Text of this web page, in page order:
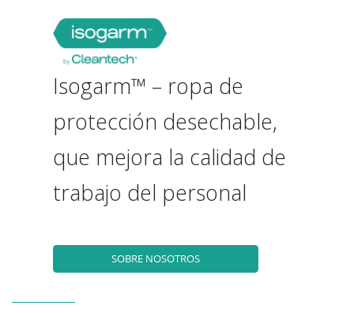
Isogarm™ – ropa de
protección desechable,
que mejora la calidad de
trabajo del personal
SOBRE NOSOTROS